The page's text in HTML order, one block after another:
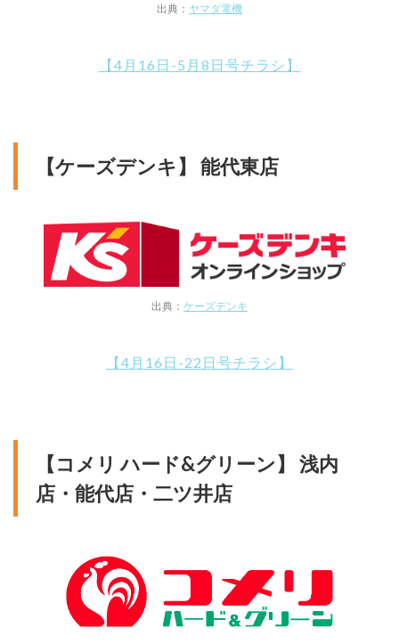
出典： ヤマダ電機
【4月16日-5月8日号チラシ】
【ケーズデンキ】 能代東店
出典： ケーズデンキ
【4月16日-22日号チラシ】
【コメリ ハード&グリーン】 浅内
店・能代店・二ツ井店